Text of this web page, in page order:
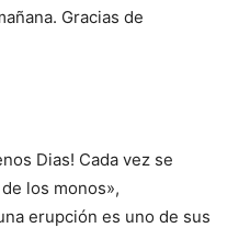
Gracias de
Dias! Cada vez se
los monos»,
erupción es uno de sus